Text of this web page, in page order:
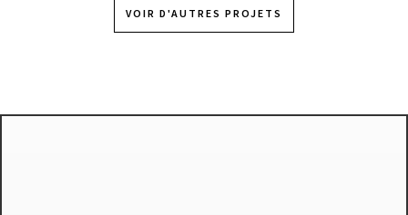
VOIR D'AUTRES PROJETS